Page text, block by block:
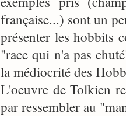
française...) sont un
présenter les hobbits
"race qui n'a pas
la médiocrité des
L'oeuvre de Tolkien
par ressembler au